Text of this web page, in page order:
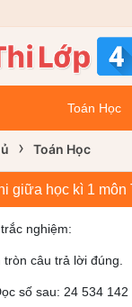
Toán Học
› Toán Học
giữa học kì 1 môn
nghiệm:
tròn câu trả lời đúng.
số sau: 24 534 142